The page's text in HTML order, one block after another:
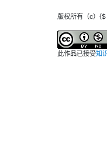
版权所有（c）
此作品已接受知